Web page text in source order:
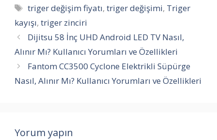
Etiketler
triger değişim fiyatı,triger değişimi, Triger
kayışı, triger zinciri
Dijitsu 58 İnç UHD Android LED TV Nasıl,
Alınır Mı? Kullanıcı Yorumları ve Özellikleri
Fantom CC3500 Cyclone Elektrikli Süpürge
Nasıl, Alınır Mı? Kullanıcı Yorumları ve Özellikleri
Yorum yapın